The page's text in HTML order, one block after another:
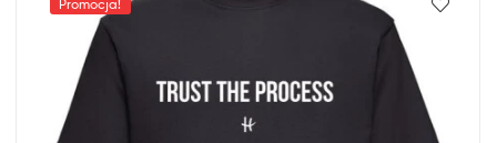
Promocja!